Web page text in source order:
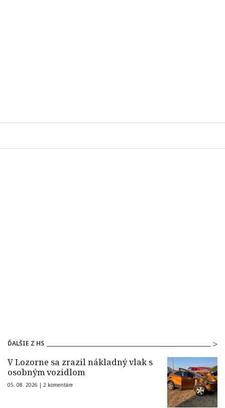
ĎALŠIE Z HS
V Lozorne sa zrazil nákladný vlak s
osobným vozidlom
05. 08. 2026 | 2 komentáre